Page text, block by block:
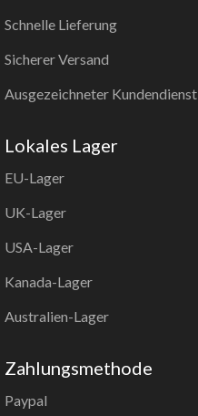
Schnelle Lieferung
Sicherer Versand
Ausgezeichneter Kundendienst
Lokales Lager
EU-Lager
UK-Lager
USA-Lager
Kanada-Lager
Australien-Lager
Zahlungsmethode
Paypal